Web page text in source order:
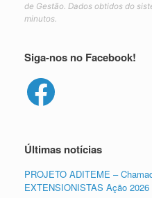
de Gestão. Dados obtidos do
minutos.
Siga-nos no Facebook!
Facebook
Últimas notícias
PROJETO ADITEME –
EXTENSIONISTAS Ação 2026